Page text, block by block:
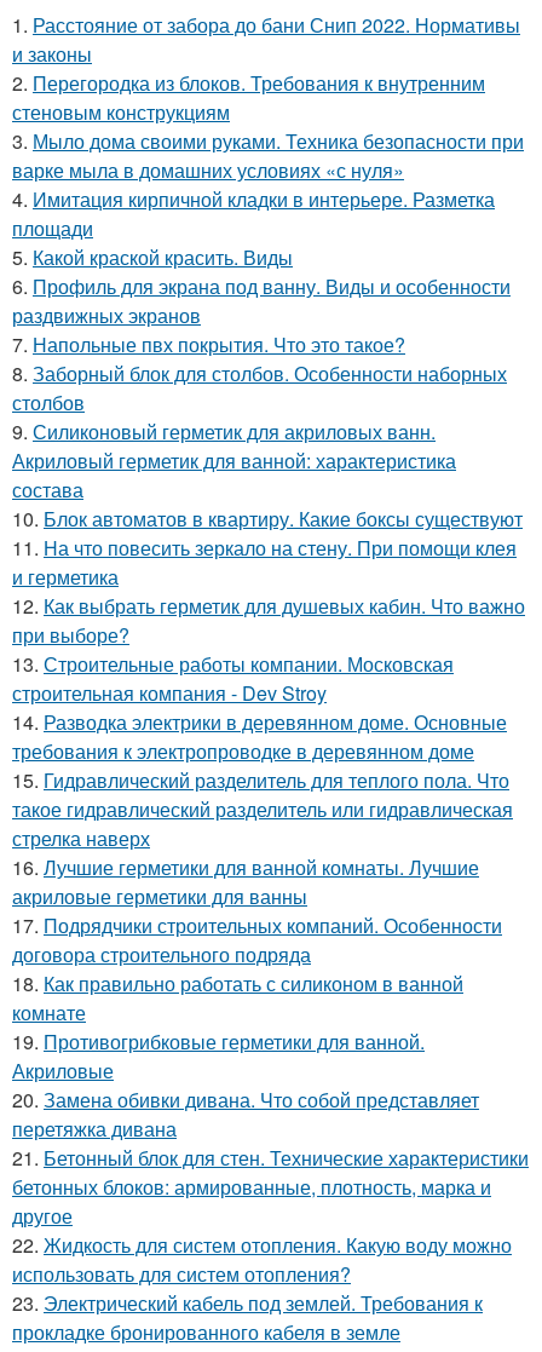
1. Расстояние от забора до бани Снип 2022. Нормативы
и законы
2. Перегородка из блоков. Требования к внутренним
стеновым конструкциям
3. Мыло дома своими руками. Техника безопасности при
варке мыла в домашних условиях «с нуля»
4. Имитация кирпичной кладки в интерьере. Разметка
площади
5. Какой краской красить. Виды
6. Профиль для экрана под ванну. Виды и особенности
раздвижных экранов
7. Напольные пвх покрытия. Что это такое?
8. Заборный блок для столбов. Особенности наборных
столбов
9. Силиконовый герметик для акриловых ванн.
Акриловый герметик для ванной: характеристика
состава
10. Блок автоматов в квартиру. Какие боксы существуют
11. На что повесить зеркало на стену. При помощи клея
и герметика
12. Как выбрать герметик для душевых кабин. Что важно
при выборе?
13. Строительные работы компании. Московская
строительная компания - Dev Stroy
14. Разводка электрики в деревянном доме. Основные
требования к электропроводке в деревянном доме
15. Гидравлический разделитель для теплого пола. Что
такое гидравлический разделитель или гидравлическая
стрелка наверх
16. Лучшие герметики для ванной комнаты. Лучшие
акриловые герметики для ванны
17. Подрядчики строительных компаний. Особенности
договора строительного подряда
18. Как правильно работать с силиконом в ванной
комнате
19. Противогрибковые герметики для ванной.
Акриловые
20. Замена обивки дивана. Что собой представляет
перетяжка дивана
21. Бетонный блок для стен. Технические характеристики
бетонных блоков: армированные, плотность, марка и
другое
22. Жидкость для систем отопления. Какую воду можно
использовать для систем отопления?
23. Электрический кабель под землей. Требования к
прокладке бронированного кабеля в земле